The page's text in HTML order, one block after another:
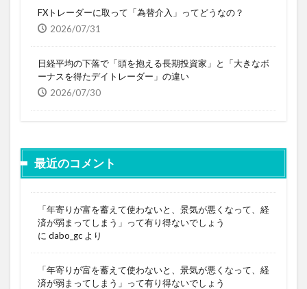
FXトレーダーに取って「為替介入」ってどうなの？
2026/07/31
日経平均の下落で「頭を抱える長期投資家」と「大きなボ
ーナスを得たデイトレーダー」の違い
2026/07/30
最近のコメント
「年寄りが富を蓄えて使わないと、景気が悪くなって、経
済が弱まってしまう」って有り得ないでしょう
に dabo_gc より
「年寄りが富を蓄えて使わないと、景気が悪くなって、経
済が弱まってしまう」って有り得ないでしょう